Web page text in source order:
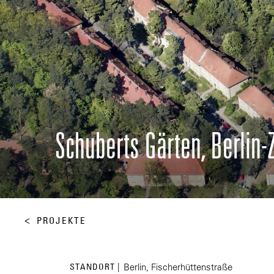
Schuberts Gärten,
PROJEKTE
STANDORT | Berlin, Fischerhüttenstraße